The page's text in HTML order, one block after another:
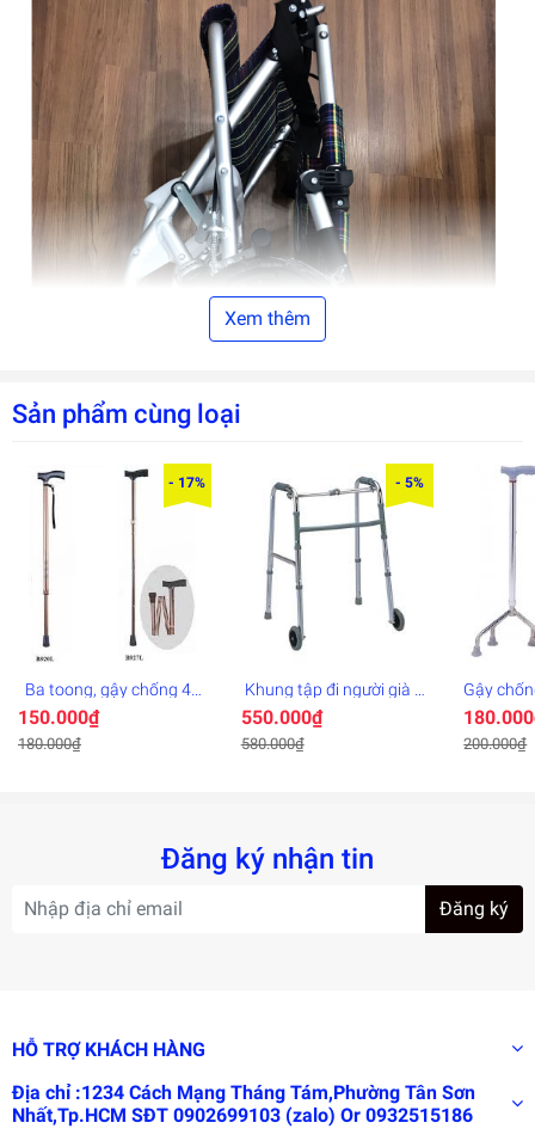
Hình ảnh xếp gọn xe lăn
Xe lăn Lucass
X-11 được làm bằng hợp kim nhôm chịu lực
tốt, chống han gỉ. Xe lăn phù hợp sử dụng cho trẻ em hay
người lớn có tải trọng dưới 75kg.
Xem thêm
Sản phẩm cùng loại
- 17%
Ba toong, gậy chống 4
khúc
150.000₫
180.000₫
- 5%
Khung tập đi người già
cao cấp bánh to - khung
tập đi
550.000₫
580.000₫
Gậy
người già
200.000₫
Đăng ký nhận tin
Đăng ký
HỖ TRỢ KHÁCH HÀNG
Địa chỉ :1234 Cách Mạng Tháng Tám,Phường Tân Sơn
Nhất,Tp.HCM SĐT 0902699103 (zalo) Or 0932515186
phát